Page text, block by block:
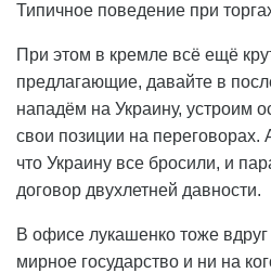
Типичное поведение при
При этом в кремле всё ещё
предлагающие, давайте в
нападём на Украину, устроим
свои позиции на переговорах.
что Украину все бросили, и
договор двухлетней давности.
В офисе лукашенко тоже
мирное государство и ни на